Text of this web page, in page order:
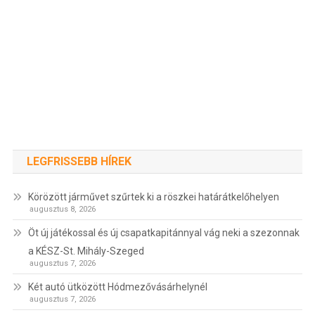
LEGFRISSEBB HÍREK
Körözött járművet szűrtek ki a röszkei határátkelőhelyen
augusztus 8, 2026
Öt új játékossal és új csapatkapitánnyal vág neki a szezonnak
a KÉSZ-St. Mihály-Szeged
augusztus 7, 2026
Két autó ütközött Hódmezővásárhelynél
augusztus 7, 2026